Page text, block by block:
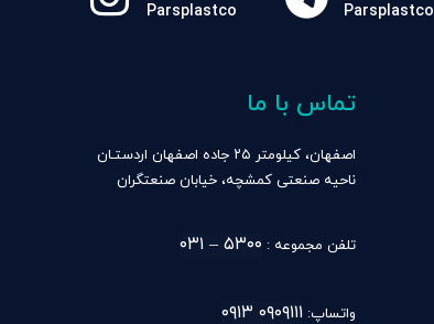
Parsplastco Parsplastco
تماس با ما
اصفهان، کیلومتر ۲۵ جاده اصفهان اردستـان
ناحیه صنعتی کمشچه، خیابان صنعتگران
تلفن مجموعه : ۵۳۰۰ – ۰۳۱
واتساپ: ۰۹۰۹۱۱۱ ۰۹۱۳